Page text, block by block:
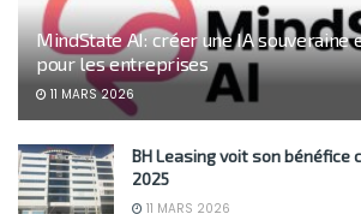
MindState AI: créer une IA souveraine
pour les entreprises
11 MARS 2026
BH Leasing voit son bénéfice
2025
11 MARS 2026